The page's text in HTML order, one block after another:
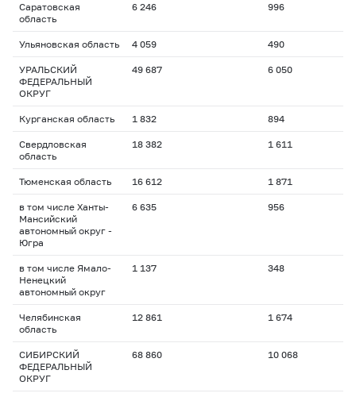
Саратовская
область
6 246 996
Ульяновская область 4 059 490
УРАЛЬСКИЙ
ФЕДЕРАЛЬНЫЙ
ОКРУГ
49 687 6 050
Курганская область 1 832 894
Свердловская
область
18 382 1 611
Тюменская область 16 612 1 871
в том числе Ханты-
Мансийский
автономный округ -
Югра
6 635 956
в том числе Ямало-
Ненецкий
автономный округ
1 137 348
Челябинская
область
12 861 1 674
СИБИРСКИЙ
ФЕДЕРАЛЬНЫЙ
ОКРУГ
68 860 10 068